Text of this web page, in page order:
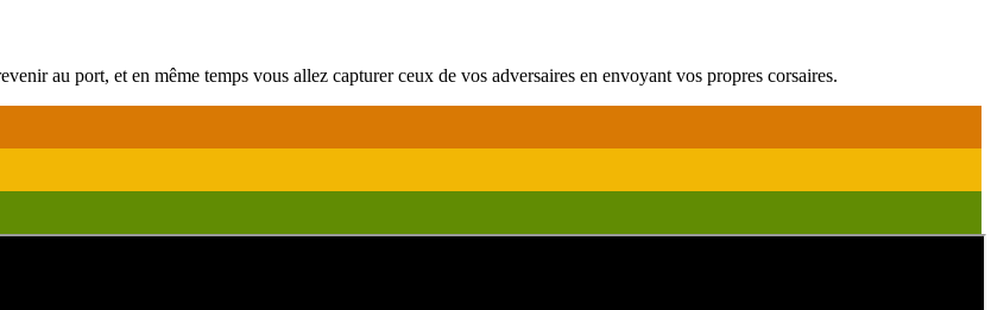
au port, et en même temps vous allez capturer ceux de vos adversaires en envoyant vos propres corsaires.